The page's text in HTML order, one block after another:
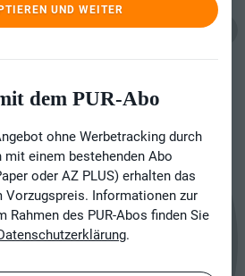
UND WEITER
dem PUR-Abo
ohne Werbetracking durch
mit einem bestehenden Abo
oder AZ PLUS) erhalten das
Vorzugspreis. Informationen zur
Rahmen des PUR-Abos finden Sie
.